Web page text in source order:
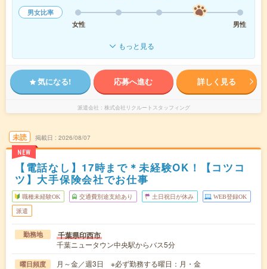
男女比率
女性
男性
もっと見る
気になる! 応募へ進む 詳しく見る
派遣会社 株式会社リクルートスタッフィング
未読
NEW
掲載日 2026/08/07
【電話なし】17時まで＊未経験OK！【コツコ
ツ】大手保険会社でお仕事
職種未経験OK 交通費別途支給あり 土日祝日が休み WEB登録OK
派遣
勤務地 千葉県印西市
千葉ニュータウン中央駅からバス5分
曜日頻度 月～金／週3日 ※必ず勤務する曜日：月・金